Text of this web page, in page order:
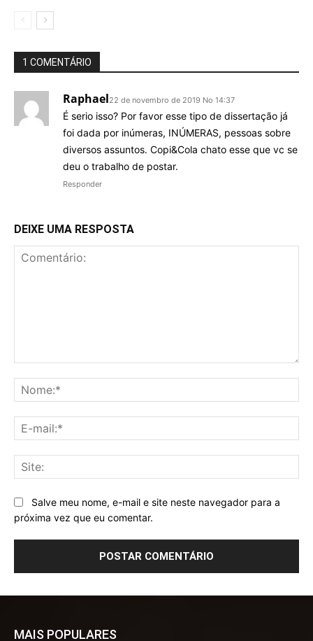
1 COMENTÁRIO
Raphael22 de novembro de 2019 No 14:37
É serio isso? Por favor esse tipo de dissertação já
foi dada por inúmeras, INÚMERAS, pessoas sobre
diversos assuntos. Copi&Cola chato esse que vc se
deu o trabalho de postar.
Responder
DEIXE UMA RESPOSTA
Salve meu nome, e-mail e site neste navegador para a
próxima vez que eu comentar.
MAIS POPULARES